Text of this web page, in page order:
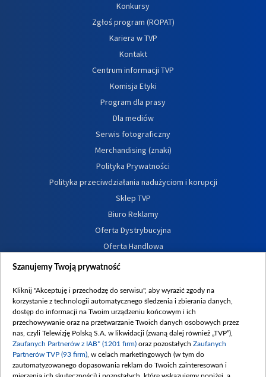
Konkursy
Zgłoś program (ROPAT)
Kariera w TVP
Kontakt
Centrum informacji TVP
Komisja Etyki
Program dla prasy
Dla mediów
Serwis fotograficzny
Merchandising (znaki)
Polityka Prywatności
Polityka przeciwdziałania nadużyciom i korupcji
Sklep TVP
Biuro Reklamy
Oferta Dystrybucyjna
Oferta Handlowa
Dostępność
Procedura zgłoszeń wewnętrznych
Szanujemy Twoją prywatność
Kliknij "Akceptuję i przechodzę do serwisu", aby wyrazić zgody na
korzystanie z technologii automatycznego śledzenia i zbierania danych,
dostęp do informacji na Twoim urządzeniu końcowym i ich
przechowywanie oraz na przetwarzanie Twoich danych osobowych przez
nas, czyli Telewizję Polską S.A. w likwidacji (zwaną dalej również „TVP”),
Zaufanych Partnerów z IAB* (1201 firm) oraz pozostałych Zaufanych
Partnerów TVP (93 firm) , w celach marketingowych (w tym do
zautomatyzowanego dopasowania reklam do Twoich zainteresowań i